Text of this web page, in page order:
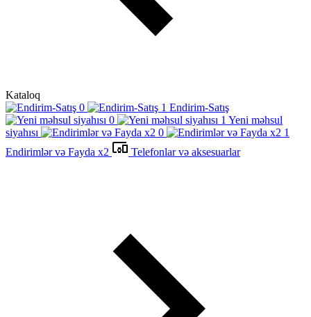
Kataloq
Endirim-Satış
Yeni məhsul
siyahısı
Endirimlər və Fayda x2
Telefonlar və aksesuarlar